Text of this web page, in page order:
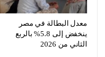
معدل البطالة في مصر
ينخفض إلى 5.8% بالربع
الثاني من 2026